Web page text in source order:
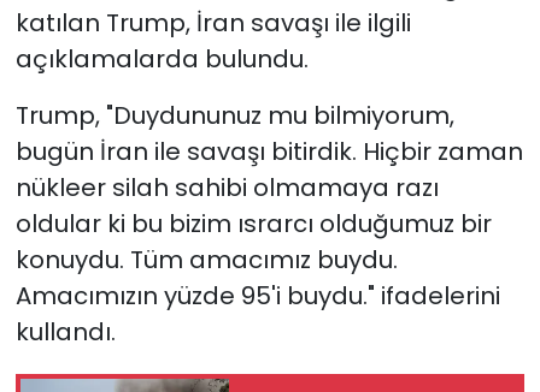
katılan Trump, İran savaşı ile ilgili
açıklamalarda bulundu.
Trump, "Duydununuz mu bilmiyorum,
bugün İran ile savaşı bitirdik. Hiçbir zaman
nükleer silah sahibi olmamaya razı
oldular ki bu bizim ısrarcı olduğumuz bir
konuydu. Tüm amacımız buydu.
Amacımızın yüzde 95'i buydu." ifadelerini
kullandı.
TÜRKiYE
YAŞAM
Yazarlar